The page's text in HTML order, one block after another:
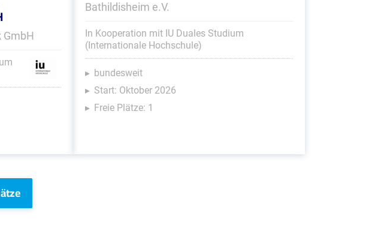
GmbH
Bathildisheim e.V.
In Kooperation mit IU Duales Studium
(Internationale Hochschule)
bundesweit
Start: Oktober 2026
Freie Plätze: 1